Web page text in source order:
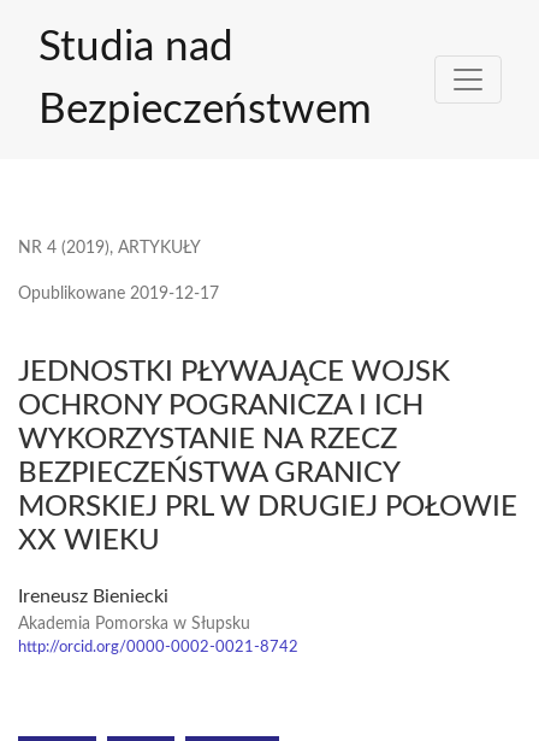
Studia nad
Bezpieczeństwem
NR 4 (2019), ARTYKUŁY
JEDNOSTKI PŁYWAJĄCE WOJSK
OCHRONY POGRANICZA I ICH
WYKORZYSTANIE NA RZECZ
BEZPIECZEŃSTWA GRANICY
MORSKIEJ PRL W DRUGIEJ POŁOWIE
XX WIEKU
Opublikowane 2019-12-17
Ireneusz Bieniecki
Akademia Pomorska w Słupsku
http://orcid.org/0000-0002-0021-8742